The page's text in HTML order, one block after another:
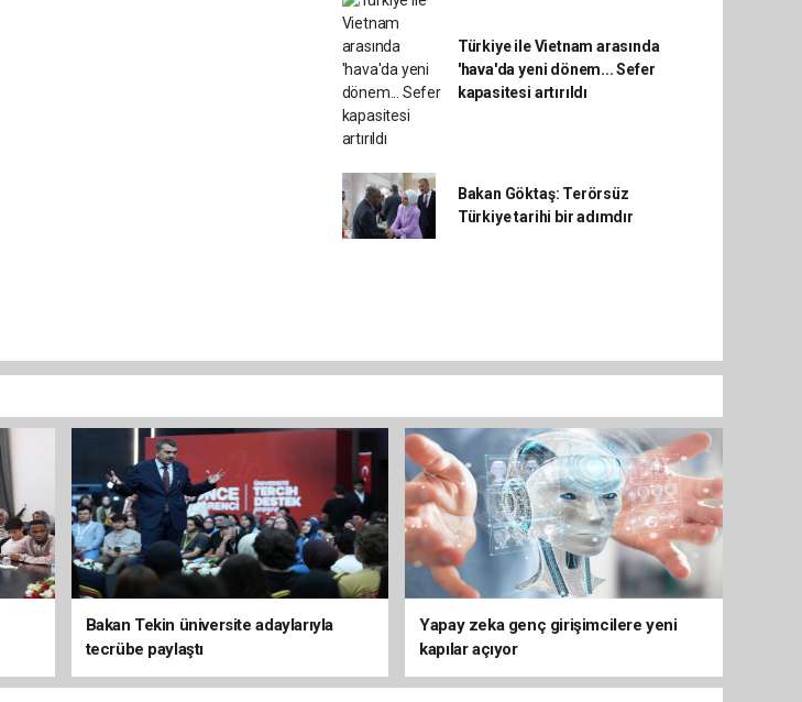
Türkiye ile Vietnam arasında
'hava'da yeni dönem... Sefer
kapasitesi artırıldı
Bakan Göktaş: Terörsüz
Türkiye tarihi bir adımdır
Bakan Tekin üniversite adaylarıyla
tecrübe paylaştı
Yapay zeka genç girişimcilere yeni
kapılar açıyor